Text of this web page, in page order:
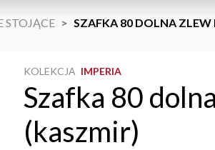
STOJĄCE SZAFKA 80 DOLNA ZLEW
KOLEKCJA IMPERIA
Szafka 80
(kaszmir)